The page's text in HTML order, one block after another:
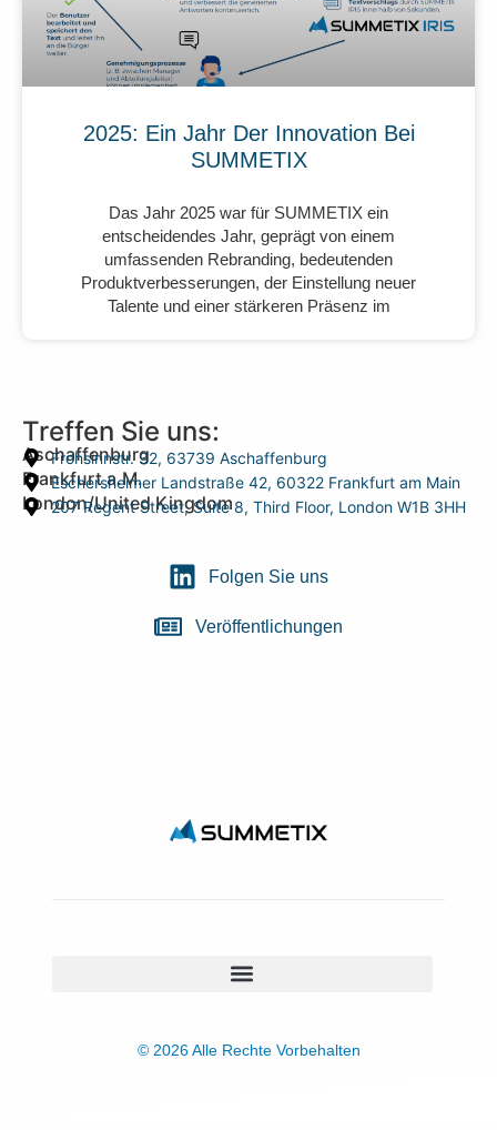
2025: Ein Jahr Der Innovation Bei
SUMMETIX
Das Jahr 2025 war für SUMMETIX ein
entscheidendes Jahr, geprägt von einem
umfassenden Rebranding, bedeutenden
Produktverbesserungen, der Einstellung neuer
Talente und einer stärkeren Präsenz im
Treffen Sie uns:
Aschaffenburg
Frohsinnstr. 32, 63739 Aschaffenburg
Frankfurt a.M.
Eschersheimer Landstraße 42, 60322 Frankfurt am Main
London/United Kingdom
207 Regent Street, Suite 8, Third Floor, London W1B 3HH
Folgen Sie uns
Veröffentlichungen
© 2026 Alle Rechte Vorbehalten